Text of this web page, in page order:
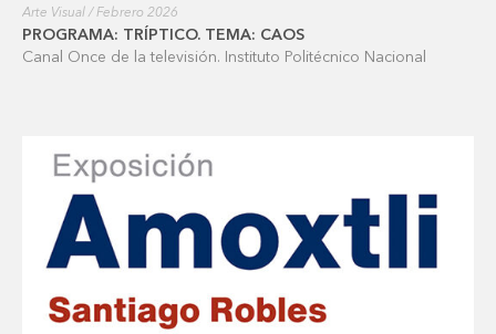
Arte Visual / Febrero 2026
PROGRAMA: TRÍPTICO. TEMA: CAOS
Canal Once de la televisión. Instituto Politécnico Nacional